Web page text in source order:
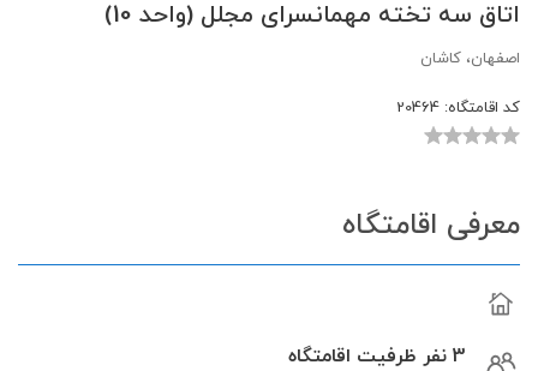
اتاق سه تخته مهمانسرای مجلل (واحد 10)
اصفهان، کاشان
کد اقامتگاه:
معرفی اقامتگاه
3 نفر ظرفیت اقامتگاه